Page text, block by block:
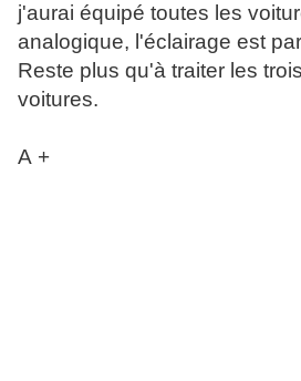
j'aurai équipé toutes les
analogique, l'éclairage est
Reste plus qu'à traiter les
voitures.
A +